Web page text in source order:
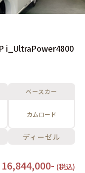
i_UltraPower4800
ベースカー
カムロード
ディーゼル
16,844,000- (税込)